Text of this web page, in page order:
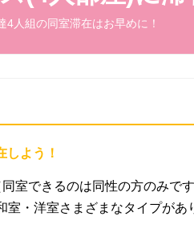
4人組の同室滞在はお早めに！
よう！
室できるのは同性の方のみです
・洋室さまざまなタイプが